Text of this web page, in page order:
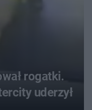
rogatki.
uderzył